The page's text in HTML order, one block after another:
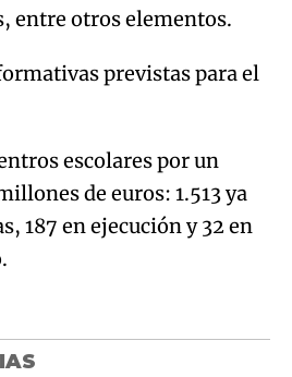
entre otros elementos.
previstas para el
escolares por un
de euros: 1.513 ya
187 en ejecución y 32 en